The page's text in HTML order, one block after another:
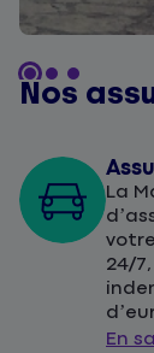
Nos
La
24/
En